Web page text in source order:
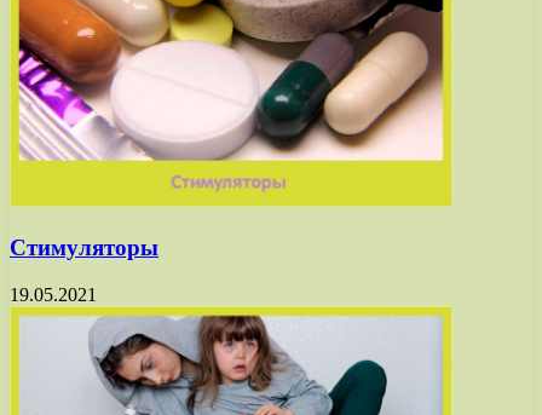
Стимуляторы
19.05.2021